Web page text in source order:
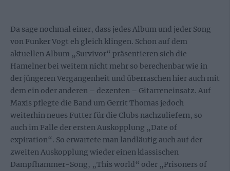
Da sage nochmal einer, dass jedes Album und jeder Song
von Funker Vogt eh gleich klingen. Schon auf dem
aktuellen Album „Survivor“ präsentieren sich die
Hamelner bei weitem nicht mehr so berechenbar wie in
der jüngeren Vergangenheit und überraschen hier auch mit
dem ein oder anderen – dezenten – Gitarreneinsatz. Auf
Maxis pflegte die Band um Gerrit Thomas jedoch
weiterhin neues Futter für die Clubs nachzuliefern, so
auch im Falle der ersten Auskopplung „Date of
expiration“. So erwartete man landläufig auch auf der
zweiten Auskopplung wieder einen klassischen
Dampfhammer-Song, „This world“ oder „Prisoners of